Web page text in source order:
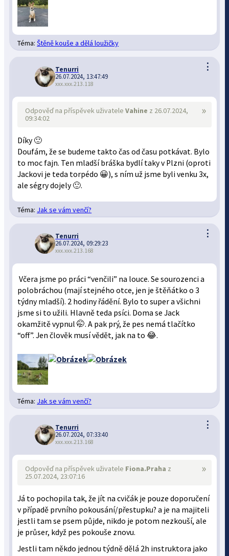
Téma:Štěně kouše a dělá loužičky
⋮
Tenurri
26.07.2024, 13:47:49
xxx.xxx.213.118
»
Odpověď na příspěvek uživateleVahine z 26.07.2024,
09:34:02
Díky 🙂
Doufám, že se budeme takto čas od času potkávat. Bylo
to moc fajn. Ten mladší bráška bydlí taky v Plzni (oproti
Jackovi je teda torpédo 😀), s ním už jsme byli venku 3x,
ale ségry dojely 🙂.
Téma: Jak se vám venčí?
⋮
Tenurri
26.07.2024, 09:29:23
xxx.xxx.213.168
Včera jsme po práci “venčili” na louce. Se sourozenci a
polobráchou (mají stejného otce, jen je štěňátko o 3
týdny mladší). 2 hodiny řádění. Bylo to super a všichni
jsme si to užili. Hlavně teda psíci. Doma se Jack
okamžitě vypnul 🤭. A pak prý, že pes nemá tlačítko
“off”. Jen člověk musí vědět, jak na to 😂.
Téma: Jak se vám venčí?
⋮
Tenurri
26.07.2024, 07:33:40
xxx.xxx.213.168
»
Odpověď na příspěvek uživatele Fiona.Praha z
25.07.2024, 23:07:16
Já to pochopila tak, že jít na cvičák je pouze doporučení
v případě prvního pokousání/přestupku? a je na majiteli
jestli tam se psem půjde, nikdo je potom nezkouší, ale
je průser, když pes pokouše znovu.
Jestli tam někdo jednou týdně dělá 2h instruktora jako